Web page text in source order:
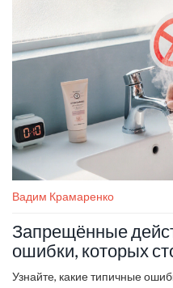
подходят именно вашему
интегрировать в ежедневный
Вадим Крамаренко
Запрещённые
ошибки, которых
Узнайте, какие типичные